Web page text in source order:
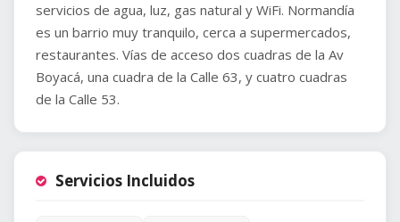
servicios de agua, luz, gas natural y WiFi. Normandía
es un barrio muy tranquilo, cerca a supermercados,
restaurantes. Vías de acceso dos cuadras de la Av
Boyacá, una cuadra de la Calle 63, y cuatro cuadras
de la Calle 53.
Servicios Incluidos